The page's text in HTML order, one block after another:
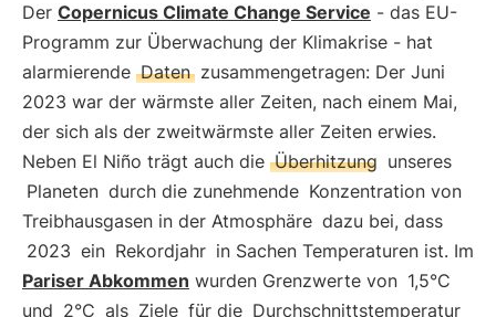
Der Copernicus Climate Change Service - das EU-
Programm zur Überwachung der Klimakrise - hat
alarmierende Daten zusammengetragen: Der Juni
2023 war der wärmste aller Zeiten, nach einem Mai,
der sich als der zweitwärmste aller Zeiten erwies.
Neben El Niño trägt auch die Überhitzung unseres
Planeten durch die zunehmende Konzentration von
Treibhausgasen in der Atmosphäre dazu bei, dass
2023 ein Rekordjahr in Sachen Temperaturen ist. Im
Pariser Abkommen wurden Grenzwerte von 1,5°C
und 2°C als Ziele für die Durchschnittstemperatur